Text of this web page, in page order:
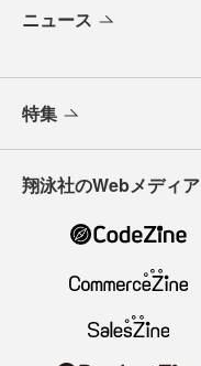
ニュース
特集
翔泳社のWebメディア